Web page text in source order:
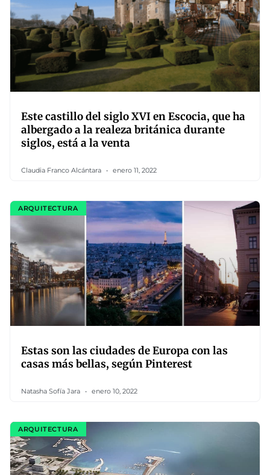
Este castillo del siglo XVI en Escocia, que ha
albergado a la realeza británica durante
siglos, está a la venta
Claudia Franco Alcántara enero 11, 2022
ARQUITECTURA
Estas son las ciudades de Europa con las
casas más bellas, según Pinterest
Natasha Sofía Jara enero 10, 2022
ARQUITECTURA